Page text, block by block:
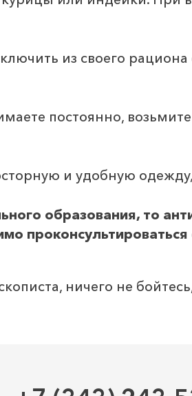
из своего
постоянно,
и удобную
образования, то
ничего не